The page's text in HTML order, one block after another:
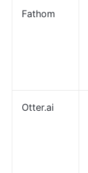
Fathom
Otter.ai